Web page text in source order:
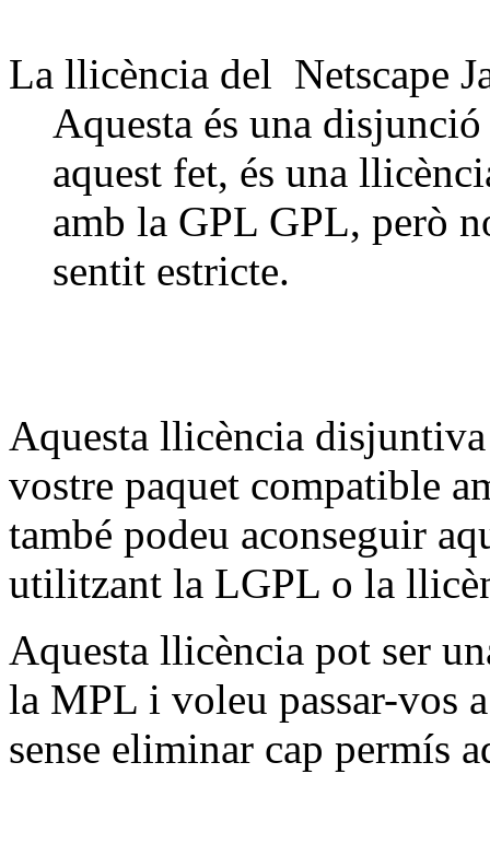
La llicència del Netscape
Aquesta és una
aquest fet, és una
amb la GPL GPL, però
sentit estricte.
Aquesta llicència
vostre paquet compatible
també podeu aconseguir
utilitzant la LGPL o la
Aquesta llicència pot ser
la MPL i voleu passar-vos
sense eliminar cap permís